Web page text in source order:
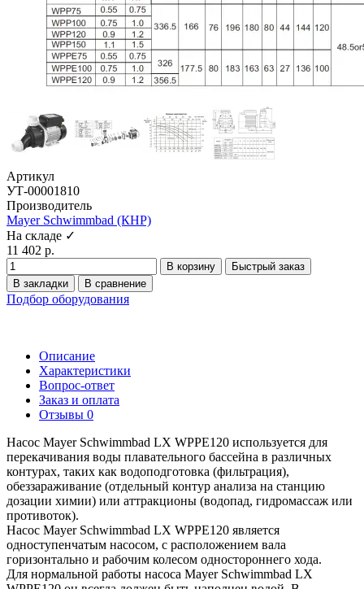
Артикул
УТ-00001810
Производитель
Mayer Schwimmbad (КНР)
На складе ✓
11 402 р.
В корзину
Быстрый заказ
В закладки
В сравнение
Подбор оборудования
Описание
Характеристики
Вопрос-ответ
Заказ и оплата
Отзывы 0
Насос Mayer Schwimmbad LX WPPE120 используется для
перекачивания воды плавательного бассейна в различных
контурах, таких как водоподготовка (фильтрация),
обеззараживание (отдельный контур анализа на станцию
дозации химии) или аттракционы (водопад, гидромассаж или
противоток).
Насос Mayer Schwimmbad LX WPPE120 является
одноступенчатым насосом, с расположением вала
горизонтально и рабочим колесом одностороннего хода.
Для нормальной работы насоса Mayer Schwimmbad LX